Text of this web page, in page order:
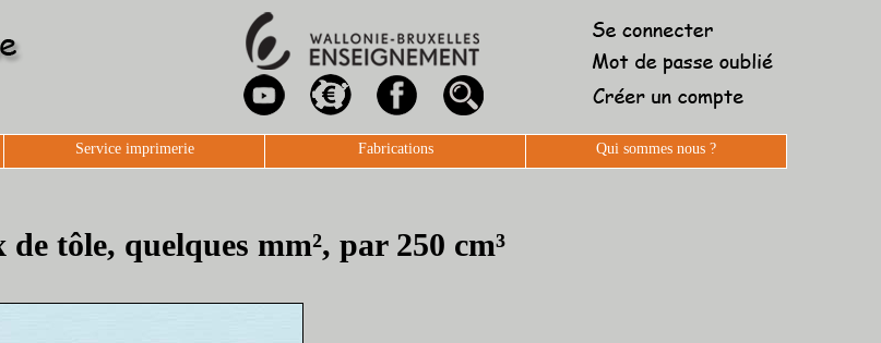
Service imprimerie Fabrications Qui sommes nous ?
tôle, quelques mm², par 250 cm³